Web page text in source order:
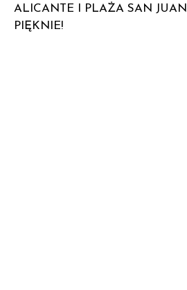
ALICANTE I PLAŻA SAN
PIĘKNIE!